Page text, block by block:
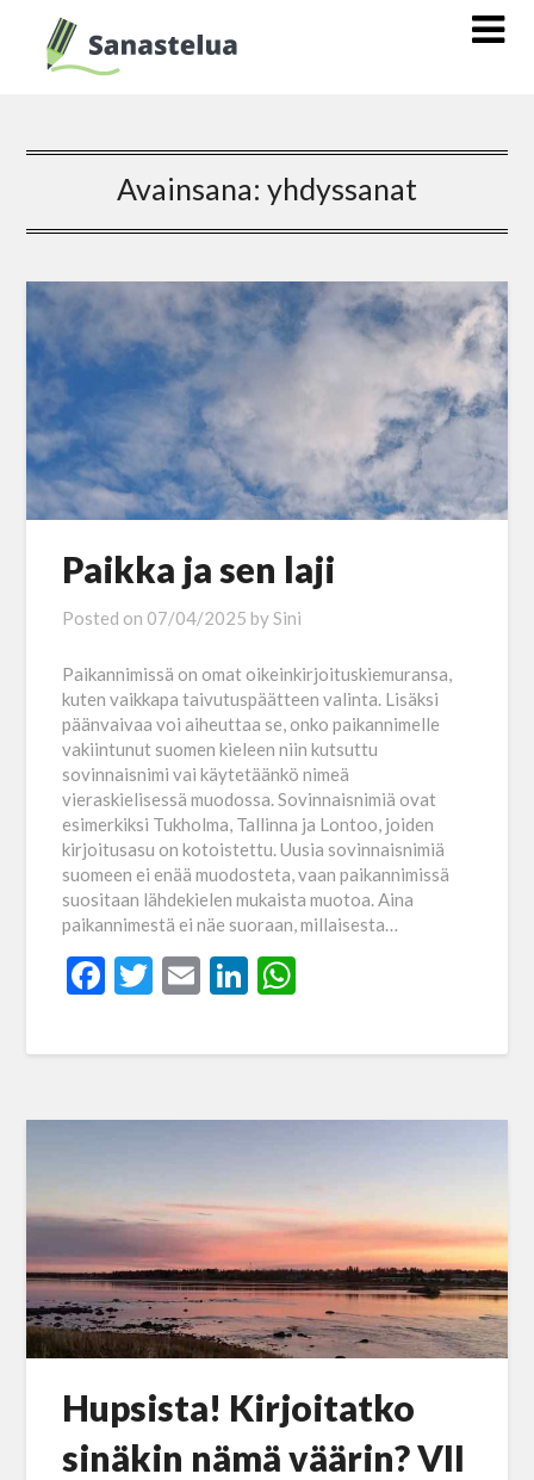
Avainsana: yhdyssanat
Paikka ja sen laji
Posted on 07/04/2025 bySini
Paikannimissä on omat oikeinkirjoituskiemuransa,
kuten vaikkapa taivutuspäätteen valinta. Lisäksi
päänvaivaa voi aiheuttaa se, onko paikannimelle
vakiintunut suomen kieleen niin kutsuttu
sovinnaisnimi vai käytetäänkö nimeä
vieraskielisessä muodossa. Sovinnaisnimiä ovat
esimerkiksi Tukholma, Tallinna ja Lontoo, joiden
kirjoitusasu on kotoistettu. Uusia sovinnaisnimiä
suomeen ei enää muodosteta, vaan paikannimissä
suositaan lähdekielen mukaista muotoa. Aina
paikannimestä ei näe suoraan, millaisesta…
Facebook
Twitter
EmailLinkedIn
Hupsista! Kirjoitatko
sinäkin nämä väärin? VII